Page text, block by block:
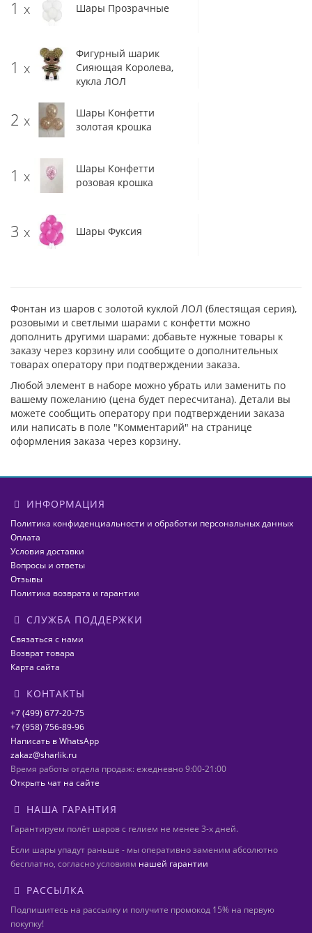
1 x Шары Прозрачные
1 x
Фигурный шарик
Сияющая Королева,
кукла ЛОЛ
2 x
Шары Конфетти
золотая крошка
1 x
Шары Конфетти
розовая крошка
3 x Шары Фуксия
Фонтан из шаров с золотой куклой ЛОЛ (блестящая серия),
розовыми и светлыми шарами с конфетти можно
дополнить другими шарами: добавьте нужные товары к
заказу через корзину или сообщите о дополнительных
товарах оператору при подтверждении заказа.
Любой элемент в наборе можно убрать или заменить по
вашему пожеланию (цена будет пересчитана). Детали вы
можете сообщить оператору при подтверждении заказа
или написать в поле "Комментарий" на странице
оформления заказа через корзину.
ИНФОРМАЦИЯ
Политика конфиденциальности и обработки персональных данных
Оплата
Условия доставки
Вопросы и ответы
Отзывы
Политика возврата и гарантии
СЛУЖБА ПОДДЕРЖКИ
Связаться с нами
Возврат товара
Карта сайта
КОНТАКТЫ
+7 (499) 677-20-75
+7 (958) 756-89-96
Написать в WhatsApp
zakaz@sharlik.ru
Время работы отдела продаж: ежедневно 9:00-21:00
Открыть чат на сайте
НАША ГАРАНТИЯ
Гарантируем полёт шаров с гелием не менее 3-х дней.
Если шары упадут раньше - мы оперативно заменим абсолютно
бесплатно, согласно условиям нашей гарантии
РАССЫЛКА
Подпишитесь на рассылку и получите промокод 15% на первую
покупку!